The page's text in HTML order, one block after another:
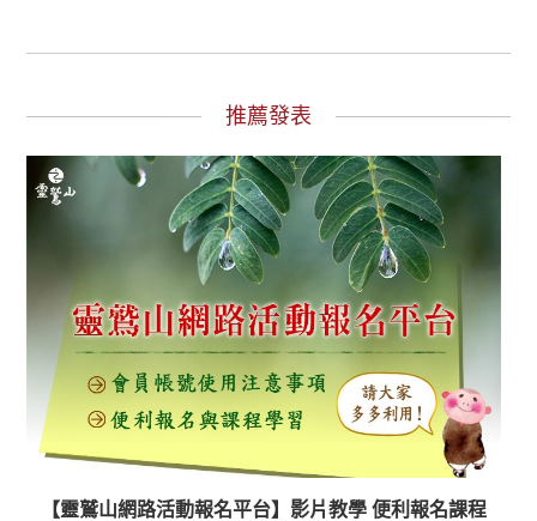
推薦發表
【靈鷲山網路活動報名平台】影片教學 便利報名課程